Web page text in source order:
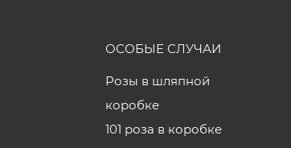
ОСОБЫЕ СЛУЧАИ
Розы в шляпной
коробке
101 роза в коробке